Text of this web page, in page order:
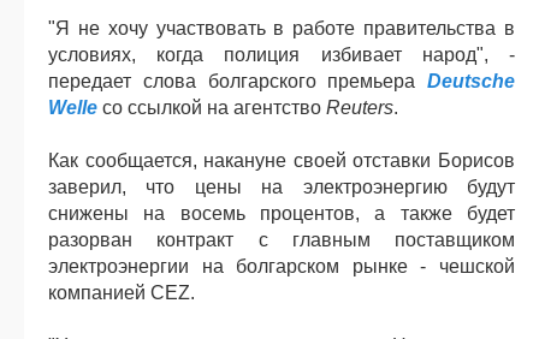
"Я не хочу участвовать в работе правительства в
условиях, когда полиция избивает народ", -
передает слова болгарского премьера Deutsche
Welle со ссылкой на агентство Reuters.
Как сообщается, накануне своей отставки Борисов
заверил, что цены на электроэнергию будут
снижены на восемь процентов, а также будет
разорван контракт с главным поставщиком
электроэнергии на болгарском рынке - чешской
компанией CEZ.